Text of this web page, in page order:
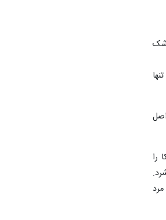
را